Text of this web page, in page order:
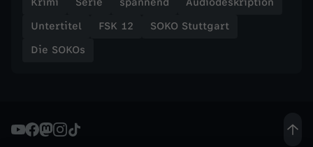
Krimi Serie spannend
Audiodeskription
Untertitel
FSK 12
SOKO Stuttgart
Die SOKOs